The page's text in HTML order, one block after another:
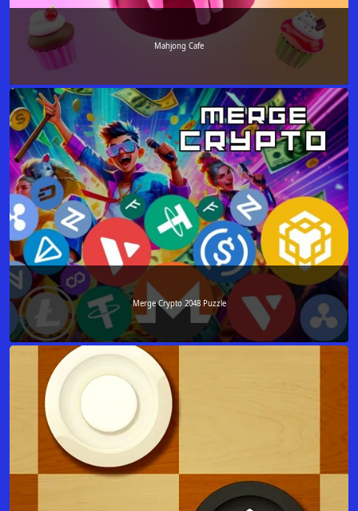
Mahjong Cafe
Merge Crypto 2048 Puzzle